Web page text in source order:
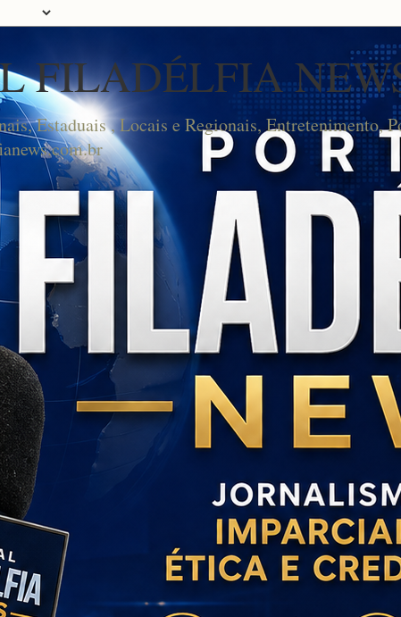
FILADÉLFIA
Estaduais , Locais e Regionais, Entretenimento,